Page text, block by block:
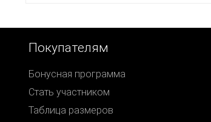
Покупателям
Бонусная программа
Стать участником
Таблица размеров